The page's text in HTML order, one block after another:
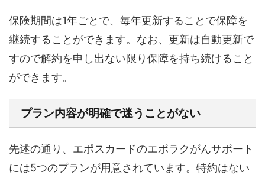
保険期間は1年ごとで、毎年更新することで保障を
継続することができます。なお、更新は自動更新で
すので解約を申し出ない限り保障を持ち続けること
ができます。
プラン内容が明確で迷うことがない
先述の通り、エポスカードのエポラクがんサポート
には5つのプランが用意されています。特約はない